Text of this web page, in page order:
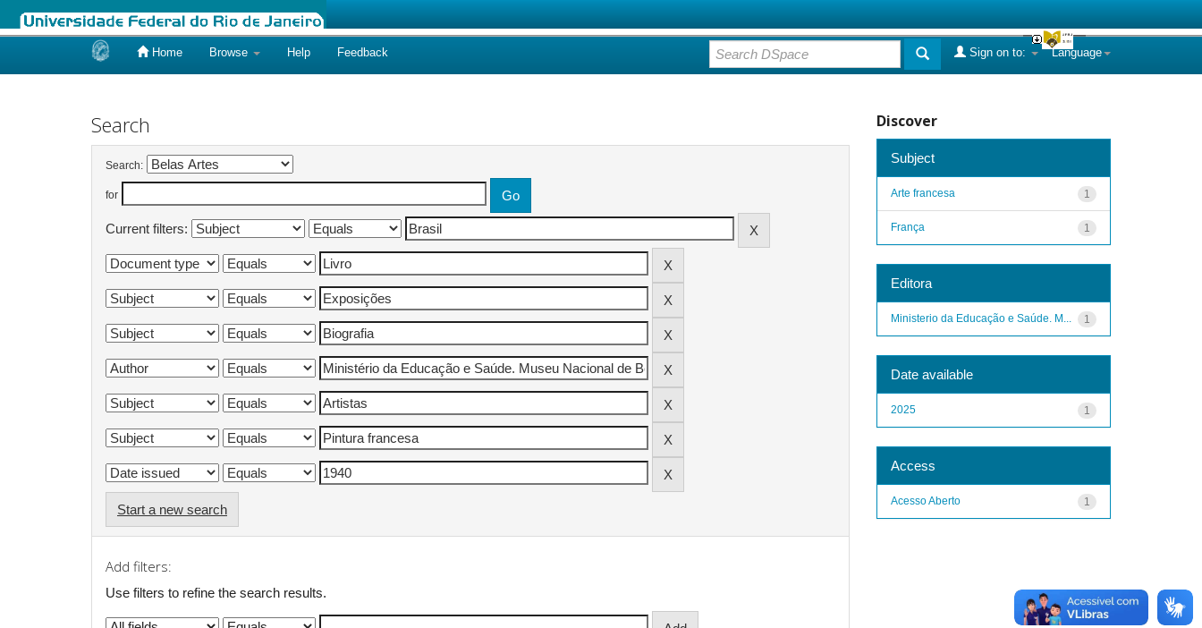
Home Browse Help Feedback Language
Sign on to:
Search
Search:
for
Current filters:
Start a new search
Add filters:
Use filters to refine the search results.
Discover
Subject
1
Arte francesa
1
França
Editora
1
Ministerio da Educação e Saúde. M...
Date available
1
2025
Access
1
Acesso Aberto